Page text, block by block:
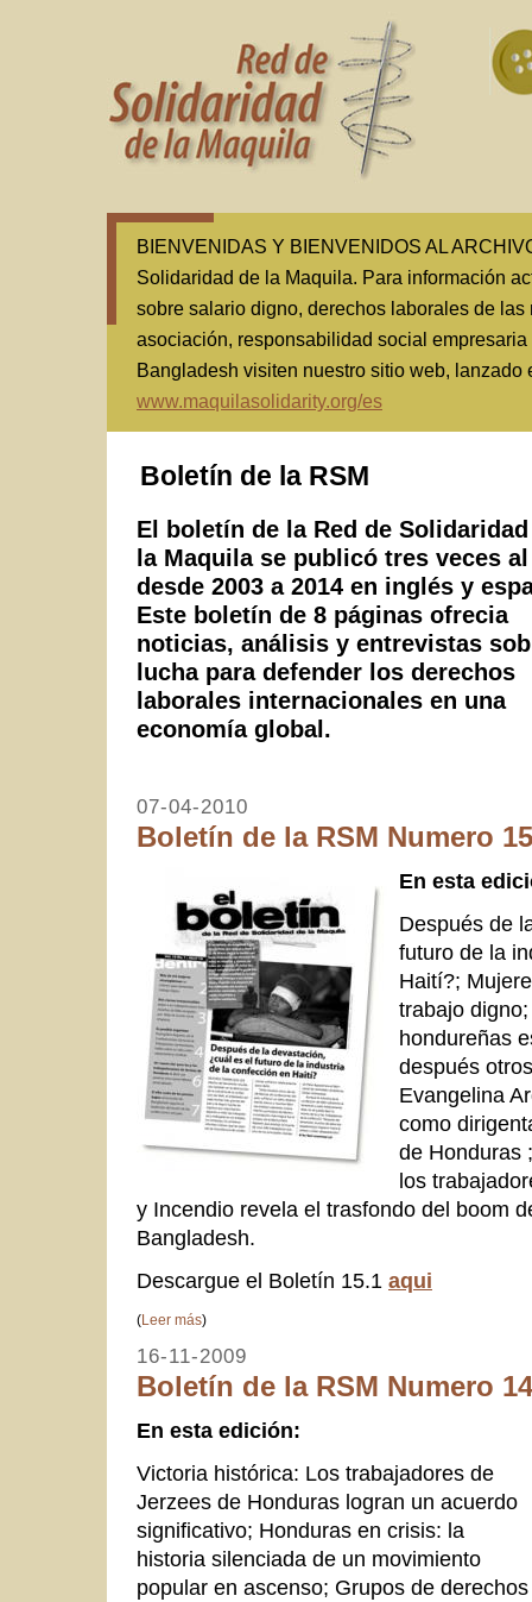
BIENVENIDAS Y BIENVENIDOS AL
Solidaridad de la Maquila. Para información
sobre salario digno, derechos laborales de las
asociación, responsabilidad social
Bangladesh visiten nuestro sitio web, lanzado
www.maquilasolidarity.org/es
Boletín de la RSM
El boletín de la Red de
la Maquila se publicó tres veces
desde 2003 a 2014 en inglés y
Este boletín de 8 páginas ofrecia
noticias, análisis y entrevistas
lucha para defender los derechos
laborales internacionales en una
economía global.
07-04-2010
Boletín de la RSM Numero
En esta
Después de
futuro de la
Haití?;
trabajo
hondureñas
después
Evangelina
como
de Honduras
los
y Incendio revela el trasfondo del boom
Bangladesh.
Descargue el Boletín 15.1 aqui
(Leer más)
16-11-2009
Boletín de la RSM Numero
En esta edición:
Victoria histórica: Los trabajadores de
Jerzees de Honduras logran un acuerdo
significativo; Honduras en crisis: la
historia silenciada de un movimiento
popular en ascenso; Grupos de derechos